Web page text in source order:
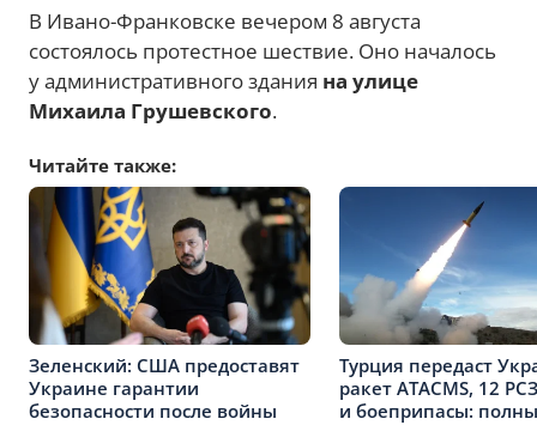
В Ивано-Франковске вечером 8 августа
состоялось протестное шествие. Оно началось
у административного здания на улице
Михаила Грушевского.
Читайте также:
Зеленский: США предоставят
Украине гарантии
безопасности после войны
Турция передаст
ракет ATACMS, 12
и боеприпасы: